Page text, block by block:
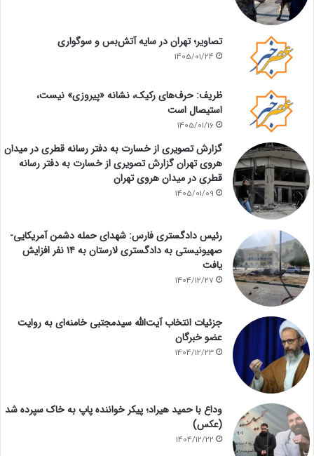
تصاویر؛ تهران در سایه آتش‌بس و سوگواری
1405/01/24
ظریف: حرف‌های رکیک، نشانه «پیروزی» نیست،
استیصال است
1405/01/16
گزارش تصویری از خسارت به دفتر رسانه قطری در میدان
هروی تهران گزارش تصویری از خسارت به دفتر رسانه
قطری در میدان هروی تهران
1405/01/09
رئیس دادگستری فارس: شهدای حمله دشمن آمریکایی-
صهیونیستی به دادگستری لارستان به ۱۴ نفر افزایش
یافت
1404/12/27
جزئیات انتخاب آیت‌الله سیدمجتبی خامنه‌ای به روایت
عضو خبرگان
1404/12/23
وداع با حمید هیراد؛ پیکر خواننده پاپ به خاک سپرده شد
(عکس)
1404/12/22